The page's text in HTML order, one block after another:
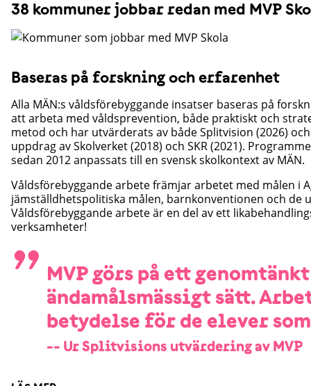
38 kommuner jobbar redan med MVP
Baseras på forskning och erfarenhet
Alla MÄN:s våldsförebyggande insatser baseras på
att arbeta med våldsprevention, både praktiskt och
metod och har utvärderats av både Splitvision (2026)
uppdrag av Skolverket (2018) och SKR (2021).
sedan 2012 anpassats till en svensk skolkontext av MÄN.
Våldsförebyggande arbete främjar arbetet med målen i
jämställdhetspolitiska målen, barnkonventionen och de
Våldsförebyggande arbete är en del av ett
verksamheter!
” MVP görs på ett
ändamålsmässigt sätt.
betydelse för de elever
-- Ur Splitvisions utvärdering av MVP